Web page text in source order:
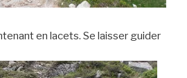
en lacets. Se laisser guider